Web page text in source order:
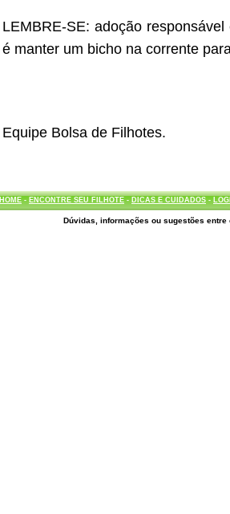
LEMBRE-SE: adoção
é manter um bicho na corrente
Equipe Bolsa de Filhotes.
HOME- ENCONTRE SEU FILHOTE- DICAS E CUIDADOS-
Dúvidas, informações ou sugestões